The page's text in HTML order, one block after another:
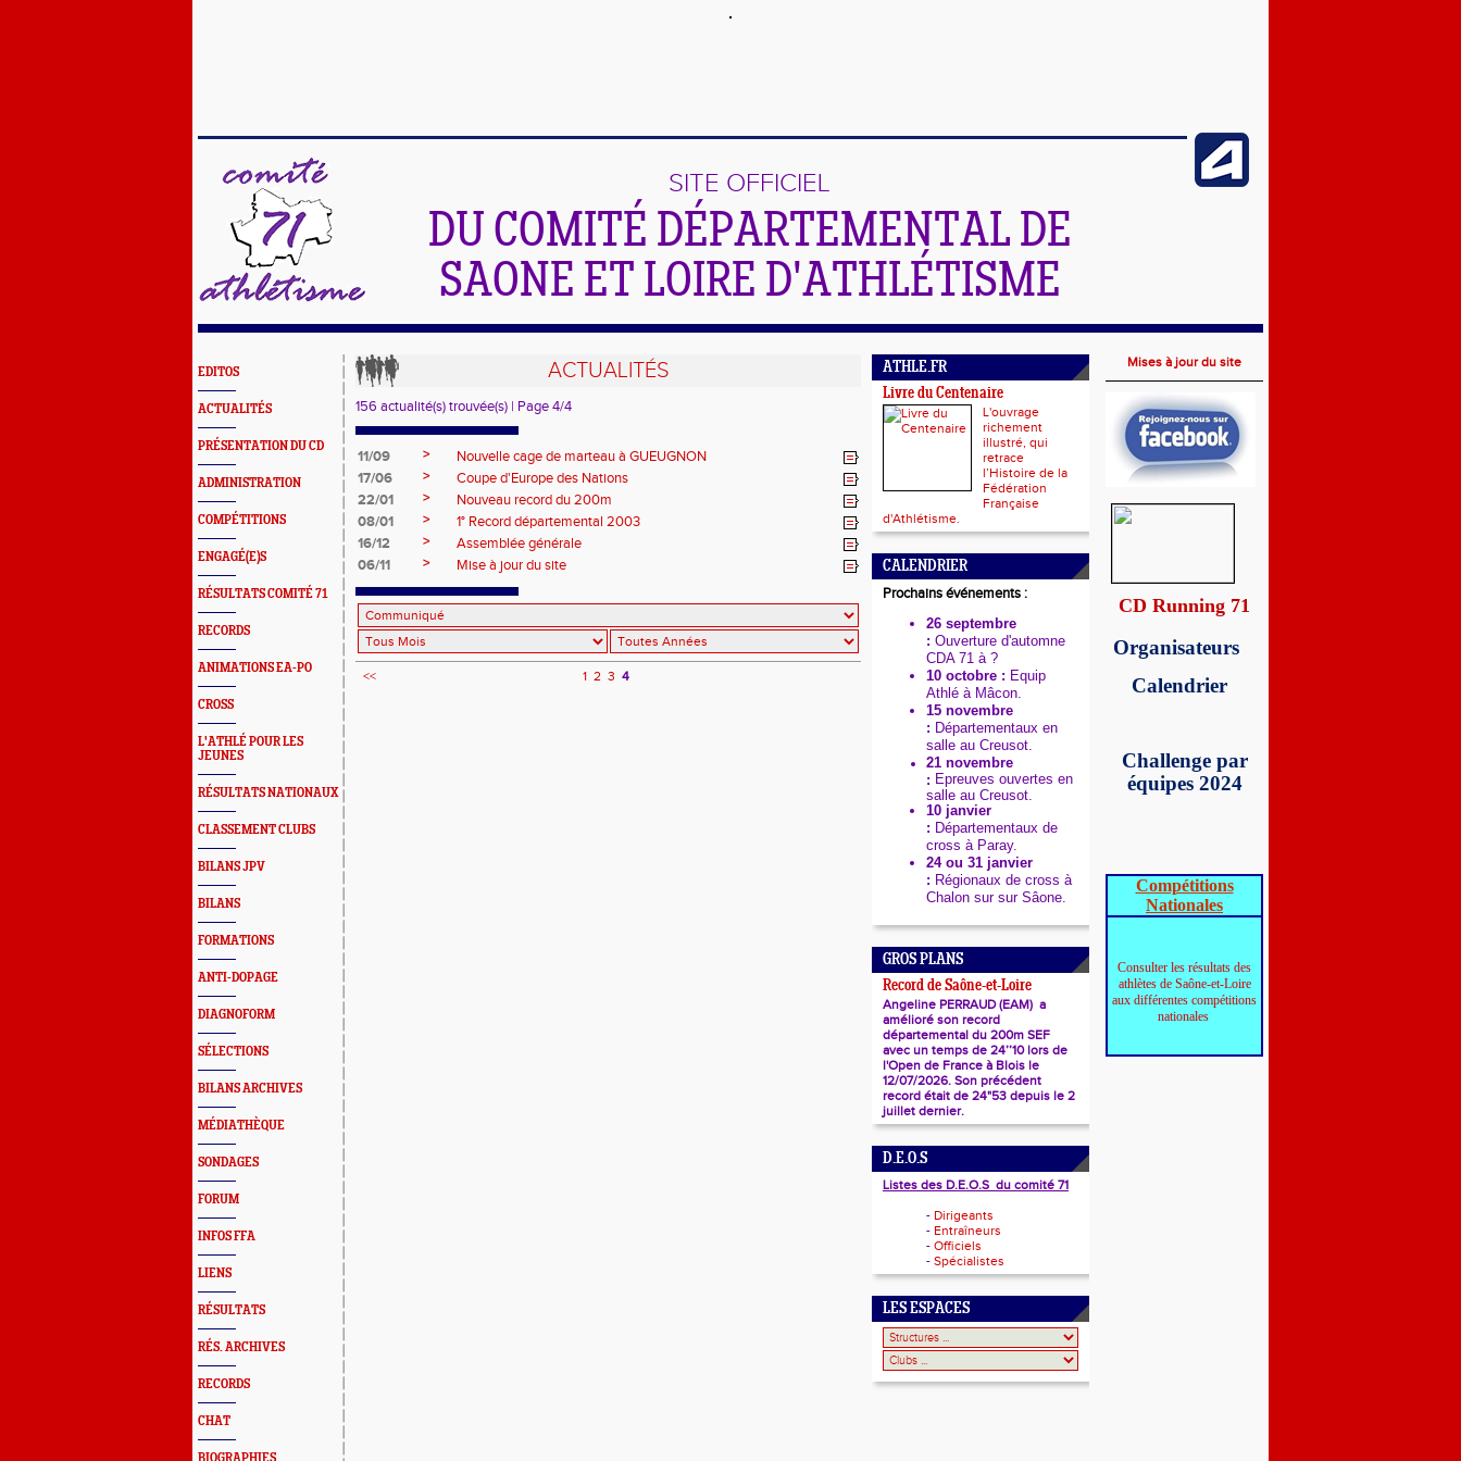
SITE OFFICIEL
DU COMITÉ DÉPARTEMENTAL DE
SAONE ET LOIRE D'ATHLÉTISME
EDITOS
ACTUALITÉS
PRÉSENTATION DU CD
ADMINISTRATION
COMPÉTITIONS
ENGAGÉ(E)S
RÉSULTATS COMITÉ 71
RECORDS
ANIMATIONS EA-PO
CROSS
L'ATHLÉ POUR LES
JEUNES
RÉSULTATS NATIONAUX
CLASSEMENT CLUBS
BILANS JPV
BILANS
FORMATIONS
ANTI-DOPAGE
DIAGNOFORM
SÉLECTIONS
BILANS ARCHIVES
MÉDIATHÈQUE
SONDAGES
FORUM
INFOS FFA
LIENS
RÉSULTATS
RÉS. ARCHIVES
RECORDS
CHAT
ACTUALITÉS
156 actualité(s) trouvée(s) | Page 4/4
11/09 >
Nouvelle cage de marteau à GUEUGNON
17/06
>
Coupe d'Europe des Nations
22/01
>
Nouveau record du 200m
08/01
>
1° Record départemental 2003
16/12
>
Assemblée générale
06/11
> Mise à jour du site
<< 1 2 3 4
ATHLE.FR
Livre du Centenaire
L'ouvrage
richement
illustré, qui
retrace
l’Histoire de la
Fédération
Française
d'Athlétisme.
CALENDRIER
Prochains événements :
26 septembre
: Ouverture d'automne
CDA 71 à ?
10 octobre : Equip
Athlé à Mâcon.
15 novembre
: Départementaux en
salle au Creusot.
21 novembre
: Epreuves ouvertes en
salle au Creusot.
10 janvier
: Départementaux de
cross à Paray.
24 ou 31 janvier
: Régionaux de cross à
Chalon sur sur Sâone.
GROS PLANS
Record de Saône-et-Loire
Angeline PERRAUD (EAM) a
amélioré son record
départemental du 200m SEF
avec un temps de 24’’10 lors de
l'Open de France à Blois le
12/07/2026. Son précédent
record était de 24"53 depuis le 2
juillet dernier.
D.E.O.S
Listes des D.E.O.S du comité 71
- Dirigeants
- Entraîneurs
- Officiels
- Spécialistes
LES ESPACES
Mises à jour du site
CD Running 71
Organisateurs
Calendrier
Challenge par
équipes 2024
Compétitions
Nationales
Consulter les résultats des
athlètes de Saône-et-Loire
aux différentes compétitions
nationales